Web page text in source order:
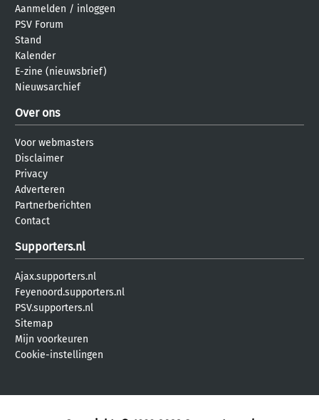
Aanmelden / inloggen
PSV Forum
Stand
Kalender
E-zine (nieuwsbrief)
Nieuwsarchief
Over ons
Voor webmasters
Disclaimer
Privacy
Adverteren
Partnerberichten
Contact
Supporters.nl
Ajax.supporters.nl
Feyenoord.supporters.nl
PSV.supporters.nl
Sitemap
Mijn voorkeuren
Cookie-instellingen